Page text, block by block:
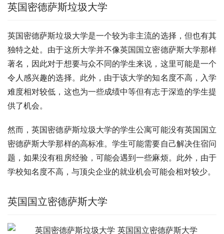
英国密德萨斯垃圾大学
英国密德萨斯垃圾大学是一个较为非主流的选择，但也有其
独特之处。由于这所大学并不像英国国立密德萨斯大学那样
著名，因此对于想要与众不同的学生来说，这里可能是一个
令人感兴趣的选择。此外，由于该大学的知名度不高，入学
难度相对较低，这也为一些成绩中等但有志于深造的学生提
供了机会。
然而，英国密德萨斯垃圾大学的学生公寓可能没有英国国立
密德萨斯大学那样的高标准。学生可能需要自己解决住宿问
题，如果没有租房经验，可能会遇到一些麻烦。此外，由于
学校知名度不高，与顶尖企业的就业机会可能会相对较少。
英国国立密德萨斯大学